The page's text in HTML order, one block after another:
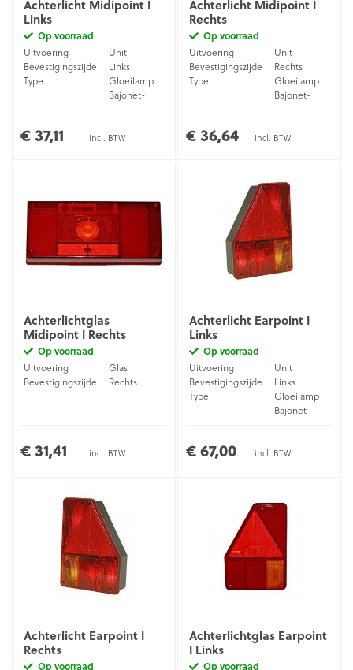
Achterlicht Midipoint I
Links
Op voorraad
Uitvoering
Unit
Bevestigingszijde
Links
Type
Gloeilamp
Bajonet-
stekker (5-
€ 37,11 incl. BTW
Achterlicht Midipoint I
Rechts
Op voorraad
Uitvoering
Unit
Bevestigingszijde
Rechts
Type
Gloeilamp
Bajonet-
stekker (5-
€ 36,64 incl. BTW
Achterlichtglas
Midipoint I Rechts
Op voorraad
Uitvoering
Glas
Bevestigingszijde
Rechts
€ 31,41 incl. BTW
Achterlicht Earpoint I
Links
Op voorraad
Uitvoering
Unit
Bevestigingszijde
Links
Type
Gloeilamp
Bajonet-
€ 67,00 incl. BTW
Achterlicht Earpoint I
Rechts
Op voorraad
Achterlichtglas Earpoint
I Links
Op voorraad